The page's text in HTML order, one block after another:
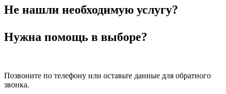
Не нашли необходимую услугу?
Нужна помощь в выборе?
Позвоните по телефону или оставьте данные для обратного
звонка.